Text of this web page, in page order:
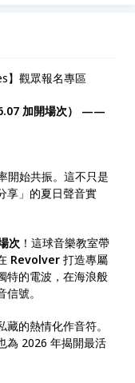
！🎸🥁🎤
】觀眾報名專區
加開場次） ——
開始共振。這不只是
享」的夏日聲音實
次 ！這球音樂教室帶
Revolver 打造專屬
特的電波，在海浪般
號。
的熱情化作音符。
為 2026 年揭開最活